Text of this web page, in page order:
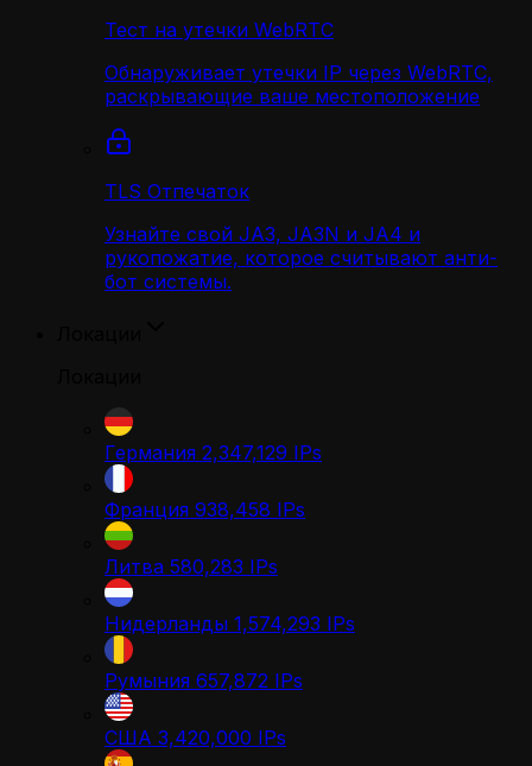
Тест на утечки WebRTC
Обнаруживает утечки IP через WebRTC,
раскрывающие ваше местоположение
TLS Отпечаток
Узнайте свой JA3, JA3N и JA4 и
рукопожатие, которое считывают анти-
бот системы.
Германия 2,347,129 IPs
Франция 938,458 IPs
Литва 580,283 IPs
Нидерланды 1,574,293 IPs
Румыния 657,872 IPs
США 3,420,000 IPs